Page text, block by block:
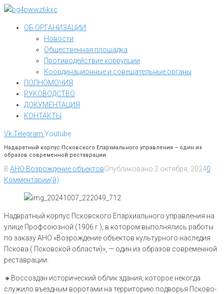
Перейти
контентуОБ ОРГАНИЗАЦИИ
Новости
Общественная площадка
Противодействие коррупции
Координационные и совещательные органы
ПОЛНОМОЧИЯ
РУКОВОДСТВО
ДОКУМЕНТАЦИЯ
КОНТАКТЫ
VkTelegram Youtube
Надвратный корпус Псковского Епархиального управления – один из
образов современной реставрации
В АНО Возрождение объектовОпубликовано 2 октября, 20240
Комментарии(й)
Надвратный корпус Псковского Епархиального управления на
улице Профсоюзной (1906 г.), в котором выполнялись работы
по заказу АНО «Возрождение объектов культурного наследия
Пскова ( Псковской области)», — один из образов современной
реставрации.
🔸️Воссоздан исторический облик здания, которое некогда
служило въездным воротами на территорию подворья Псково-